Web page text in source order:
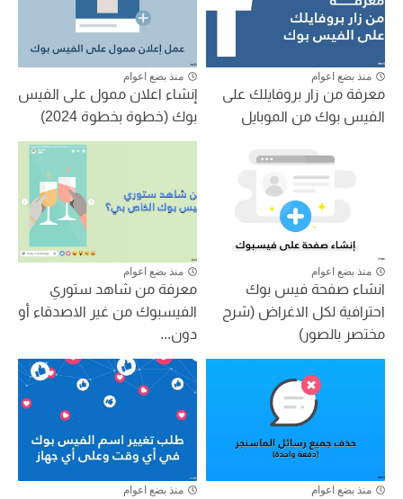
منذ بضع اعوام
معرفة من زار بروفايلك على
الفيس بوك من الموبايل
منذ بضع اعوام
إنشاء اعلان ممول على الفيس
بوك (خطوة بخطوة 2024)
منذ بضع اعوام
انشاء صفحة فيس بوك
احترافية لكل الاغراض (شرح
مختصر بالصور)
منذ بضع اعوام
معرفة من شاهد ستوري
الفيسبوك من غير الاصدقاء أو
دون...
منذ بضع اعوام منذ بضع اعوام